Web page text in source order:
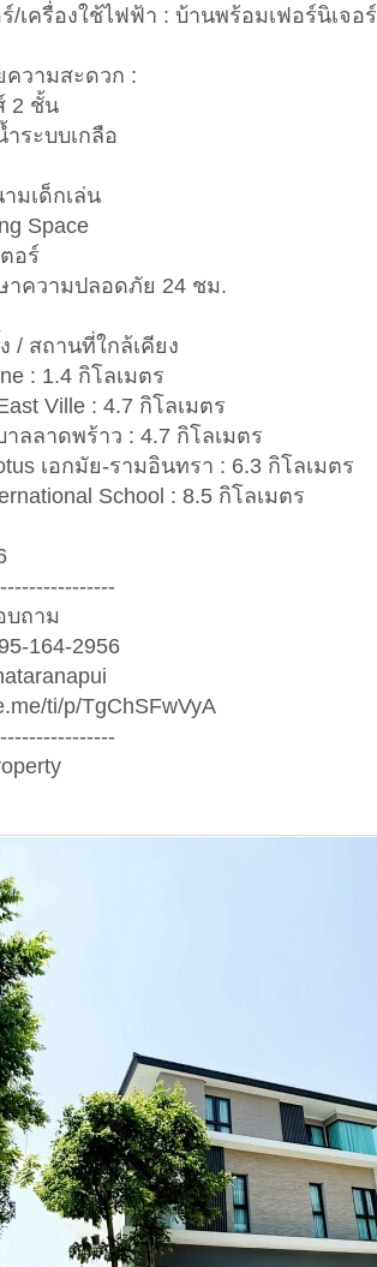
ร์/เครื่องใช้ไฟฟ้า : บ้านพร้อมเฟอร์นิเจอร์
ความสะดวก :
2 ชั้น
ำระบบเกลือ
มเด็กเล่น
Space
อร์
าความปลอดภัย 24 ชม.
/ สถานที่ใกล้เคียง
: 1.4 กิโลเมตร
Ville : 4.7 กิโลเมตร
าลลาดพร้าว : 4.7 กิโลเมตร
เอกมัย-รามอินทรา : 6.3 กิโลเมตร
School : 8.5 กิโลเมตร
บถาม
164-2956
ti/p/TgChSFwVyA